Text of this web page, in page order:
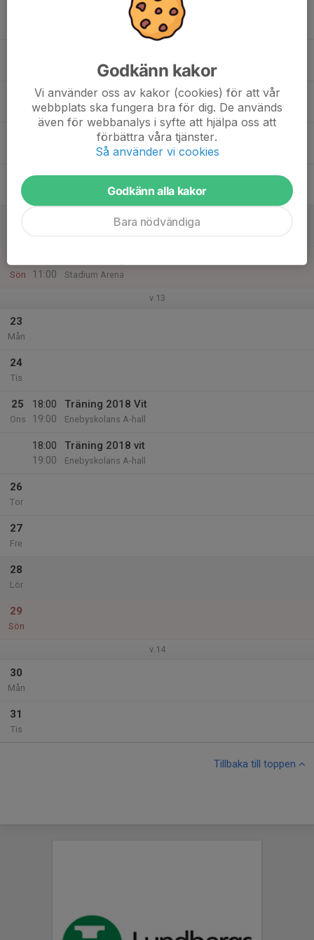
18:00
19:00
Träning 2018 vit
Enebyskolans A-hall
Fre
Sön
11:00
Stadium Arena
v.13
23
Mån
24
Tis
25
Ons
18:00
19:00
Träning 2018 Vit
Enebyskolans A-hall
18:00
19:00
Träning 2018 vit
Enebyskolans A-hall
26
Tor
27
Fre
28
Lör
29
Sön
v.14
30
Mån
31
Tis
Tillbaka till toppen
Godkänn kakor
Vi använder oss av kakor (cookies) för att vår
webbplats ska fungera bra för dig. De används
även för webbanalys i syfte att hjälpa oss att
förbättra våra tjänster.
Så använder vi cookies
Godkänn alla kakor
Bara nödvändiga